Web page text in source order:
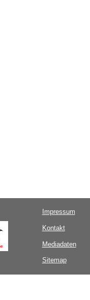
Impressum
Kontakt
Mediadaten
Sitemap